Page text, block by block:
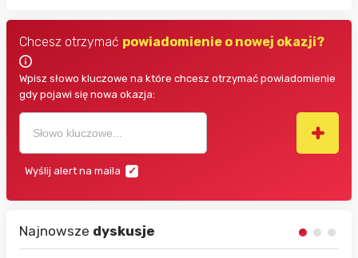
Chcesz otrzymać powiadomienie o nowej okazji?
Wpisz słowo kluczowe na które chcesz otrzymać powiadomienie
gdy pojawi się nowa okazja:
Wyślij alert na maila
Najnowsze dyskusje